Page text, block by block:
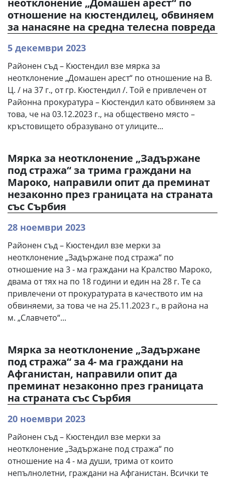
неотклонение „Домашен арест“ по
отношение на кюстендилец, обвиняем
за нанасяне на средна телесна повреда
5 декември 2023
Районен съд – Кюстендил взе мярка за
неотклонение „Домашен арест“ по отношение на В.
Ц. / на 37 г., от гр. Кюстендил /. Той е привлечен от
Районна прокуратура – Кюстендил като обвиняем за
това, че на 03.12.2023 г., на обществено място –
кръстовището образувано от улиците...
Мярка за неотклонение „Задържане
под стража“ за трима граждани на
Мароко, направили опит да преминат
незаконно през границата на страната
със Сърбия
28 ноември 2023
Районен съд – Кюстендил взе мерки за
неотклонение „Задържане под стража“ по
отношение на 3 - ма граждани на Кралство Мароко,
двама от тях на по 18 години и един на 28 г. Те са
привлечени от прокуратурата в качеството им на
обвиняеми, за това че на 25.11.2023 г., в района на
м. „Славчето“...
Мярка за неотклонение „Задържане
под стража“ за 4- ма граждани на
Афганистан, направили опит да
преминат незаконно през границата
на страната със Сърбия
20 ноември 2023
Районен съд – Кюстендил взе мерки за
неотклонение „Задържане под стража“ по
отношение на 4 - ма души, трима от които
непълнолетни, граждани на Афганистан. Всички те